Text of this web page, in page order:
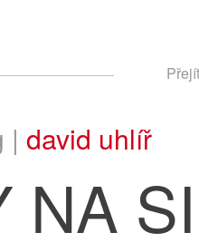
| david uhlíř
NA